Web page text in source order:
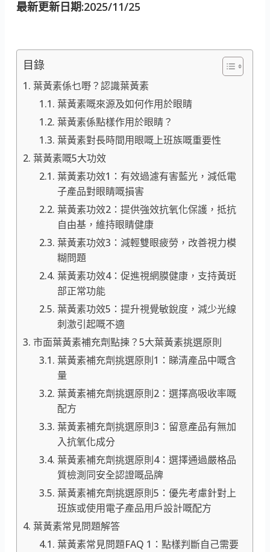
最新更新日期:2025/11/25
目錄
葉黃素係乜嘢？認識葉黃素
葉黃素嘅來源及如何作用於眼睛
葉黃素係點樣作用於眼睛？
葉黃素對長時間用眼嘅上班族嘅重要性
葉黃素嘅5大功效
葉黃素功效1：有效過濾有害藍光，減低電
子產品對眼睛嘅損害
葉黃素功效2：提供強效抗氧化保護，抵抗
自由基，維持眼睛健康
葉黃素功效3：減輕雙眼疲勞，改善視力模
糊問題
葉黃素功效4：促進視網膜健康，支持黃斑
部正常功能
葉黃素功效5：提升視覺敏銳度，減少光線
刺激引起嘅不適
市面葉黃素補充劑點揀？5大葉黃素挑選原則
葉黃素補充劑挑選原則1：睇清產品中嘅含
量
葉黃素補充劑挑選原則2：選擇高吸收率嘅
配方
葉黃素補充劑挑選原則3：留意產品有無加
入抗氧化成分
葉黃素補充劑挑選原則4：選擇通過嚴格品
質檢測同安全認證嘅品牌
葉黃素補充劑挑選原則5：優先考慮針對上
班族或使用電子產品用戶設計嘅配方
葉黃素常見問題解答
葉黃素常見問題FAQ 1：點樣判斷自己需要